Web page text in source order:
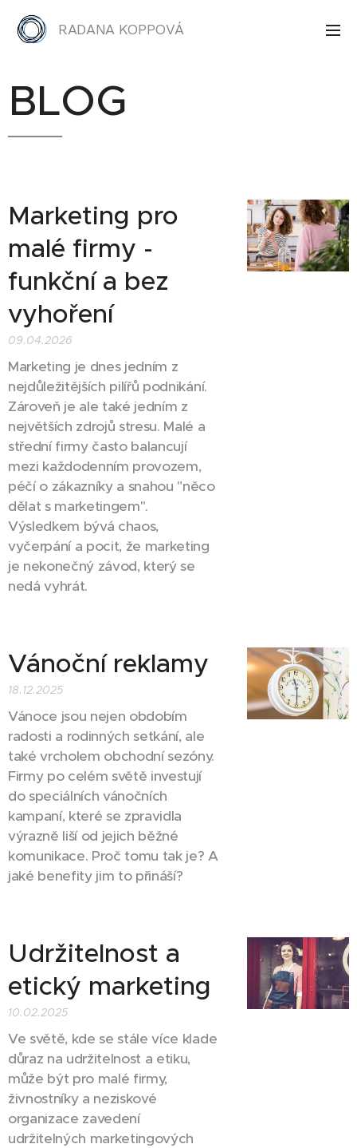
RADANA KOPPOVÁ
BLOG
Marketing pro
malé firmy -
funkční a bez
vyhoření
09.04.2026
Marketing je dnes jedním z
nejdůležitějších pilířů podnikání.
Zároveň je ale také jedním z
největších zdrojů stresu. Malé a
střední firmy často balancují
mezi každodenním provozem,
péčí o zákazníky a snahou "něco
dělat s marketingem".
Výsledkem bývá chaos,
vyčerpání a pocit, že marketing
je nekonečný závod, který se
nedá vyhrát.
Vánoční reklamy
18.12.2025
Vánoce jsou nejen obdobím
radosti a rodinných setkání, ale
také vrcholem obchodní sezóny.
Firmy po celém světě investují
do speciálních vánočních
kampaní, které se zpravidla
výrazně liší od jejich běžné
komunikace. Proč tomu tak je? A
jaké benefity jim to přináší?
Udržitelnost a
etický marketing
10.02.2025
Ve světě, kde se stále více klade
důraz na udržitelnost a etiku,
může být pro malé firmy,
živnostníky a neziskové
organizace zavedení
udržitelných marketingových